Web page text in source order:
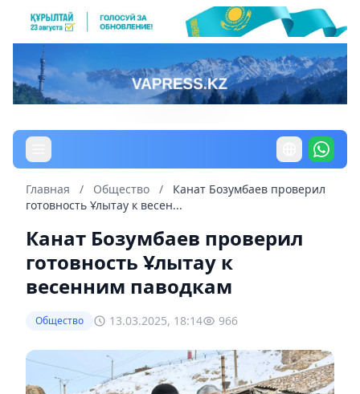
Главная / Общество /
Канат Бозумбаев проверил
готовность Ұлытау к весен...
Канат Бозумбаев проверил
готовность Ұлытау к
весенним паводкам
Общество 13.03.2025, 18:14 966